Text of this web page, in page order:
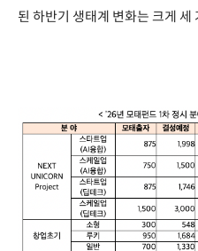
된 하반기 생태계 변화는 크게 세